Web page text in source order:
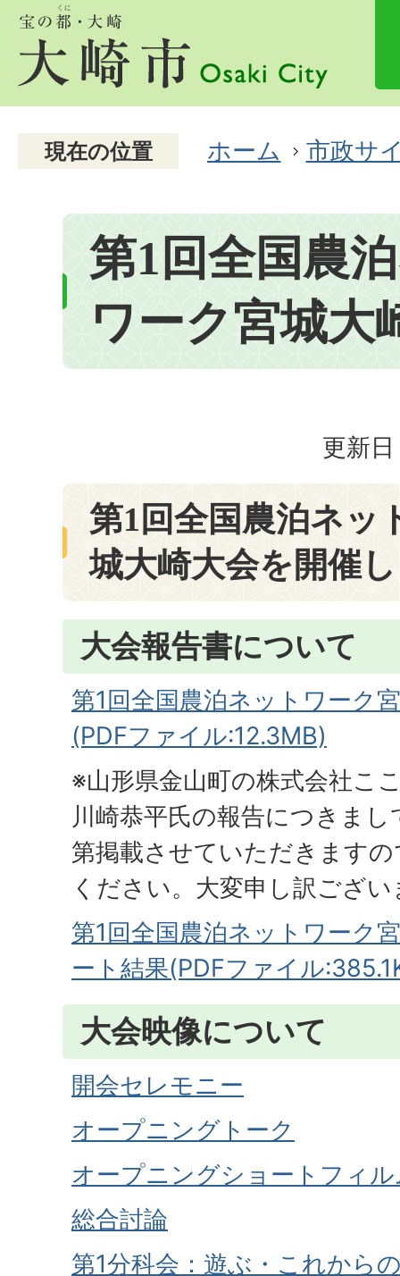
現在の位置 ホーム 市政サ
第1回全国農
ワーク宮城大
更新
第1回全国農泊ネッ
城大崎大会を開催
大会報告書について
第1回全国農泊ネットワーク
(PDFファイル:12.3MB)
※山形県金山町の株式会社こ
川崎恭平氏の報告につきま
第掲載させていただきます
ください。大変申し訳ござ
第1回全国農泊ネットワーク
ート結果(PDFファイル
大会映像について
開会セレモニー
オープニングトーク
オープニングショートフィ
総合討論
第1分科会：遊ぶ・これから